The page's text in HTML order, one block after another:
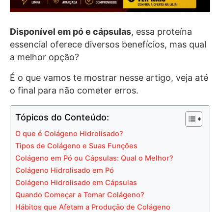
Disponível em pó e cápsulas, essa proteína
essencial oferece diversos benefícios, mas qual
a melhor opção?
É o que vamos te mostrar nesse artigo, veja até
o final para não cometer erros.
Tópicos do Conteúdo:
O que é Colágeno Hidrolisado?
Tipos de Colágeno e Suas Funções
Colágeno em Pó ou Cápsulas: Qual o Melhor?
Colágeno Hidrolisado em Pó
Colágeno Hidrolisado em Cápsulas
Quando Começar a Tomar Colágeno?
Hábitos que Afetam a Produção de Colágeno